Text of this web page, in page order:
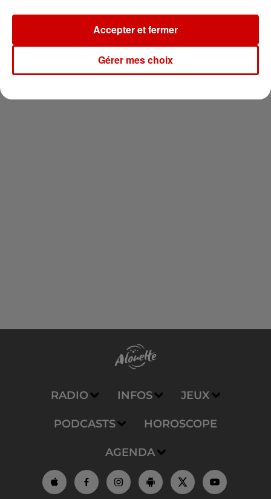
Newsletter
RADIO INFOS JEUX
PODCASTS HOROSCOPE
AGENDA
Gérer mes choix
Accepter et fermer